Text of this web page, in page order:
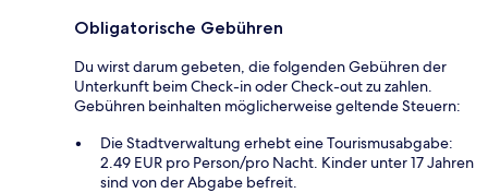
Obligatorische Gebühren
Du wirst darum gebeten, die folgenden Gebühren der
Unterkunft beim Check-in oder Check-out zu zahlen.
Gebühren beinhalten möglicherweise geltende Steuern:
Die Stadtverwaltung erhebt eine Tourismusabgabe:
2.49 EUR pro Person/pro Nacht. Kinder unter 17 Jahren
sind von der Abgabe befreit.